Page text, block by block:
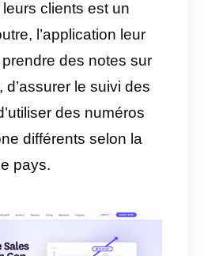
une plateforme de
des prospects
conçue pour aider
à récupérer les
de clients
différents sites web.
les informations sur